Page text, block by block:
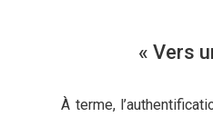
« Vers
À terme,